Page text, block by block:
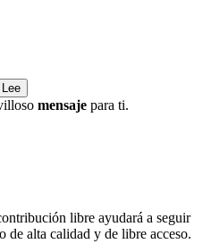
Lee
mensajepara ti.
libre ayudará a seguir
de alta calidad y de libre acceso.